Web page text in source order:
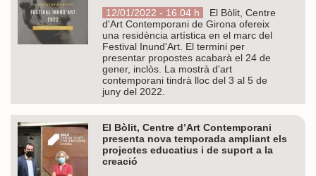
12/01/2022 - 16.04 h
El Bòlit, Centre
d'Art Contemporani de Girona ofereix
una residència artística en el marc del
Festival Inund'Art. El termini per
presentar propostes acabarà el 24 de
gener, inclòs. La mostrà d'art
contemporani tindrà lloc del 3 al 5 de
juny del 2022.
El Bòlit, Centre d’Art Contemporani
presenta nova temporada ampliant els
projectes educatius i de suport a la
creació